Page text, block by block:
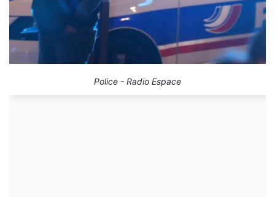
Police - Radio Espace